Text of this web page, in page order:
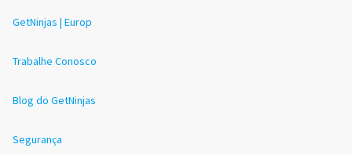
GetNinjas | Europ
Trabalhe Conosco
Blog do GetNinjas
Segurança